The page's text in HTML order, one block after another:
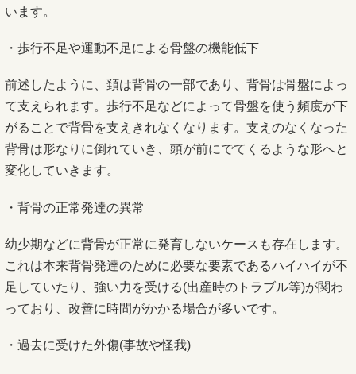
います。
・歩行不足や運動不足による骨盤の機能低下
前述したように、頚は背骨の一部であり、背骨は骨盤によっ
て支えられます。歩行不足などによって骨盤を使う頻度が下
がることで背骨を支えきれなくなります。支えのなくなった
背骨は形なりに倒れていき、頭が前にでてくるような形へと
変化していきます。
・背骨の正常発達の異常
幼少期などに背骨が正常に発育しないケースも存在します。
これは本来背骨発達のために必要な要素であるハイハイが不
足していたり、強い力を受ける(出産時のトラブル等)が関わ
っており、改善に時間がかかる場合が多いです。
・過去に受けた外傷(事故や怪我)